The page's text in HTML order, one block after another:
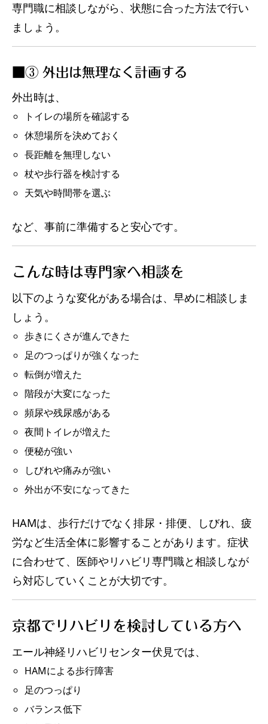
専門職に相談しながら、状態に合った方法で行い
ましょう。
■③ 外出は無理なく計画する
外出時は、
トイレの場所を確認する
休憩場所を決めておく
長距離を無理しない
杖や歩行器を検討する
天気や時間帯を選ぶ
など、事前に準備すると安心です。
こんな時は専門家へ相談を
以下のような変化がある場合は、早めに相談しま
しょう。
歩きにくさが進んできた
足のつっぱりが強くなった
転倒が増えた
階段が大変になった
頻尿や残尿感がある
夜間トイレが増えた
便秘が強い
しびれや痛みが強い
外出が不安になってきた
HAMは、歩行だけでなく排尿・排便、しびれ、疲
労など生活全体に影響することがあります。症状
に合わせて、医師やリハビリ専門職と相談しなが
ら対応していくことが大切です。
京都でリハビリを検討している方へ
エール神経リハビリセンター伏見では、
HAMによる歩行障害
足のつっぱり
バランス低下